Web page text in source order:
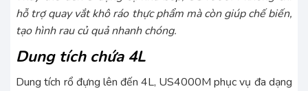
hỗ trợ quay vắt khô ráo thực phẩm mà còn giúp chế biến,
tạo hình rau củ quả nhanh chóng.
Dung tích chứa 4L
Dung tích rổ đựng lên đến 4L, US4000M phục vụ đa dạng